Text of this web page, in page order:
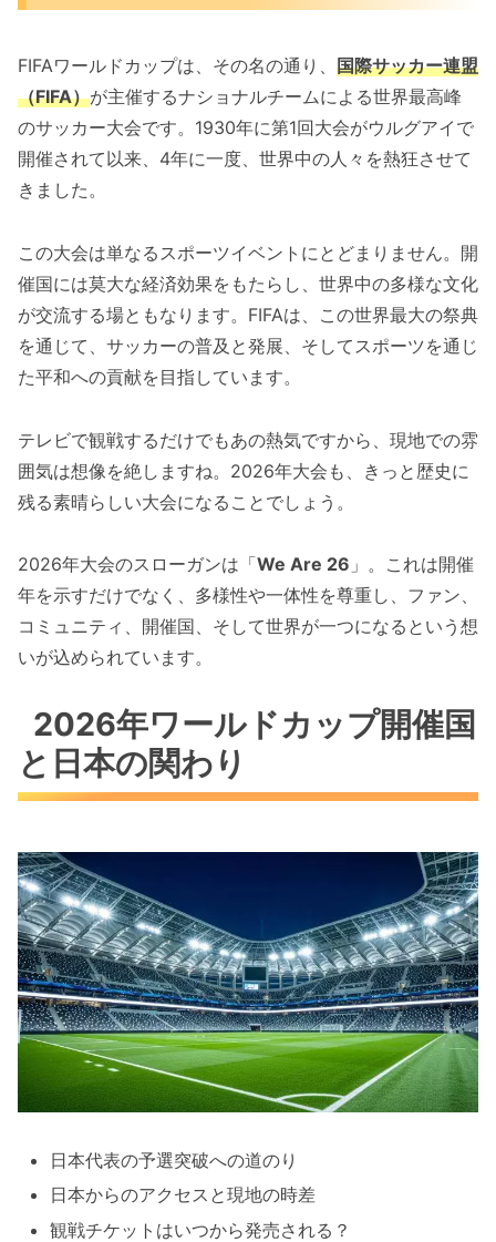
FIFAワールドカップは、その名の通り、 国際サッカー連盟
（FIFA）が主催するナショナルチームによる世界最高峰
のサッカー大会です。1930年に第1回大会がウルグアイで
開催されて以来、4年に一度、世界中の人々を熱狂させて
きました。
この大会は単なるスポーツイベントにとどまりません。開
催国には莫大な経済効果をもたらし、世界中の多様な文化
が交流する場ともなります。FIFAは、この世界最大の祭典
を通じて、サッカーの普及と発展、そしてスポーツを通じ
た平和への貢献を目指しています。
テレビで観戦するだけでもあの熱気ですから、現地での雰
囲気は想像を絶しますね。2026年大会も、きっと歴史に
残る素晴らしい大会になることでしょう。
2026年大会のスローガンは「We Are 26 」。これは開催
年を示すだけでなく、多様性や一体性を尊重し、ファン、
コミュニティ、開催国、そして世界が一つになるという想
いが込められています。
2026年ワールドカップ開催国
と日本の関わり
日本代表の予選突破への道のり
日本からのアクセスと現地の時差
観戦チケットはいつから発売される？